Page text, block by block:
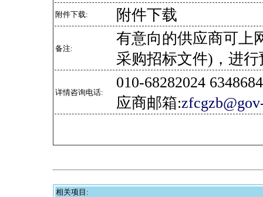
附件下载: 附件下载
备注:
有意向的供应商可上
采购招标文件)，进
详情咨询电话:
010-68282024
应商邮箱:
相关项目: